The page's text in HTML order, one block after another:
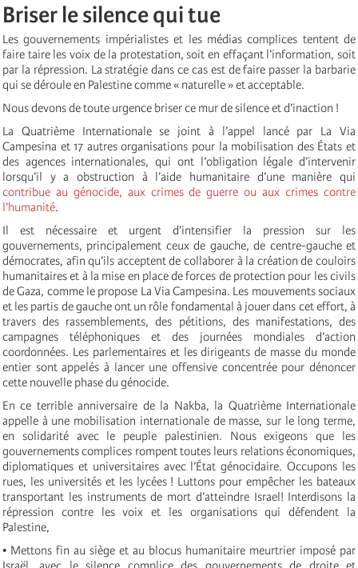
Briser le silence qui tue
Les gouvernements impérialistes et les médias complices tentent de
faire taire les voix de la protestation, soit en effaçant l’information, soit
par la répression. La stratégie dans ce cas est de faire passer la barbarie
qui se déroule en Palestine comme « naturelle » et acceptable.
Nous devons de toute urgence briser ce mur de silence et d’inaction !
La Quatrième Internationale se joint à l’appel lancé par La Via
Campesina et 17 autres organisations pour la mobilisation des États et
des agences internationales, qui ont l’obligation légale d’intervenir
lorsqu’il y a obstruction à l’aide humanitaire d’une manière qui
contribue au génocide, aux crimes de guerre ou aux crimes contre
l’humanité.
Il est nécessaire et urgent d’intensifier la pression sur les
gouvernements, principalement ceux de gauche, de centre-gauche et
démocrates, afin qu’ils acceptent de collaborer à la création de couloirs
humanitaires et à la mise en place de forces de protection pour les civils
de Gaza, comme le propose La Via Campesina. Les mouvements sociaux
et les partis de gauche ont un rôle fondamental à jouer dans cet effort, à
travers des rassemblements, des pétitions, des manifestations, des
campagnes téléphoniques et des journées mondiales d’action
coordonnées. Les parlementaires et les dirigeants de masse du monde
entier sont appelés à lancer une offensive concentrée pour dénoncer
cette nouvelle phase du génocide.
En ce terrible anniversaire de la Nakba, la Quatrième Internationale
appelle à une mobilisation internationale de masse, sur le long terme,
en solidarité avec le peuple palestinien. Nous exigeons que les
gouvernements complices rompent toutes leurs relations économiques,
diplomatiques et universitaires avec l’État génocidaire. Occupons les
rues, les universités et les lycées ! Luttons pour empêcher les bateaux
transportant les instruments de mort d’atteindre Israel! Interdisons la
répression contre les voix et les organisations qui défendent la
Palestine,
• Mettons fin au siège et au blocus humanitaire meurtrier imposé par